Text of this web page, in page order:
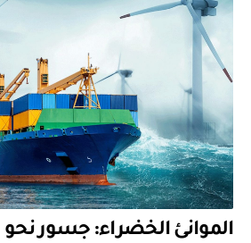
الموانئ الخضراء: جسور نحو